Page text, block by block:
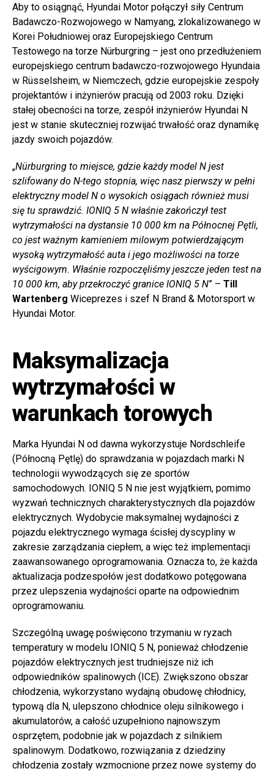
Aby to osiągnąć, Hyundai Motor połączył siły Centrum
Badawczo-Rozwojowego w Namyang, zlokalizowanego w
Korei Południowej oraz Europejskiego Centrum
Testowego na torze Nürburgring – jest ono przedłużeniem
europejskiego centrum badawczo-rozwojowego Hyundaia
w Rüsselsheim, w Niemczech, gdzie europejskie zespoły
projektantów i inżynierów pracują od 2003 roku. Dzięki
stałej obecności na torze, zespół inżynierów Hyundai N
jest w stanie skuteczniej rozwijać trwałość oraz dynamikę
jazdy swoich pojazdów.
„Nürburgring to miejsce, gdzie każdy model N jest
szlifowany do N-tego stopnia, więc nasz pierwszy w pełni
elektryczny model N o wysokich osiągach również musi
się tu sprawdzić. IONIQ 5 N właśnie zakończył test
wytrzymałości na dystansie 10 000 km na Północnej Pętli,
co jest ważnym kamieniem milowym potwierdzającym
wysoką wytrzymałość auta i jego możliwości na torze
wyścigowym. Właśnie rozpoczęliśmy jeszcze jeden test na
10 000 km, aby przekroczyć granice IONIQ 5 N” – Till
Wartenberg Wiceprezes i szef N Brand & Motorsport w
Hyundai Motor.
Maksymalizacja
wytrzymałości w
warunkach torowych
Marka Hyundai N od dawna wykorzystuje Nordschleife
(Północną Pętlę) do sprawdzania w pojazdach marki N
technologii wywodzących się ze sportów
samochodowych. IONIQ 5 N nie jest wyjątkiem, pomimo
wyzwań technicznych charakterystycznych dla pojazdów
elektrycznych. Wydobycie maksymalnej wydajności z
pojazdu elektrycznego wymaga ścisłej dyscypliny w
zakresie zarządzania ciepłem, a więc też implementacji
zaawansowanego oprogramowania. Oznacza to, że każda
aktualizacja podzespołów jest dodatkowo potęgowana
przez ulepszenia wydajności oparte na odpowiednim
oprogramowaniu.
Szczególną uwagę poświęcono trzymaniu w ryzach
temperatury w modelu IONIQ 5 N, ponieważ chłodzenie
pojazdów elektrycznych jest trudniejsze niż ich
odpowiedników spalinowych (ICE). Zwiększono obszar
chłodzenia, wykorzystano wydajną obudowę chłodnicy,
typową dla N, ulepszono chłodnice oleju silnikowego i
akumulatorów, a całość uzupełniono najnowszym
osprzętem, podobnie jak w pojazdach z silnikiem
spalinowym. Dodatkowo, rozwiązania z dziedziny
chłodzenia zostały wzmocnione przez nowe systemy do